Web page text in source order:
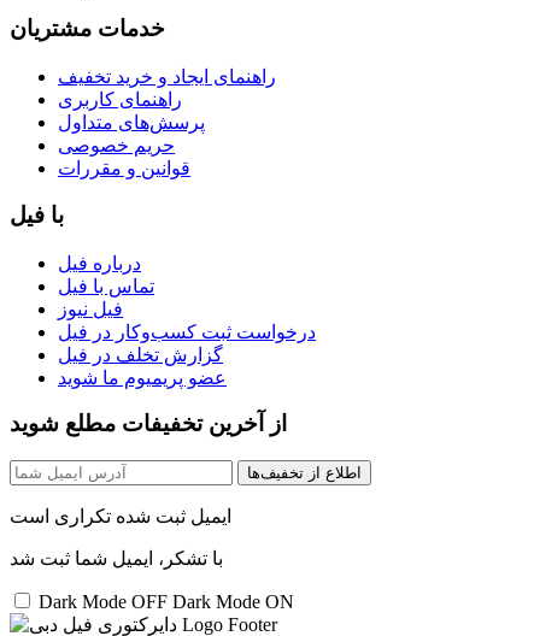
خدمات مشتریان
راهنمای ایجاد و خرید تخفیف
راهنمای کاربری
پرسش‌های متداول
حریم خصوصی
قوانین و مقررات
با فیل
درباره فیل
تماس با فیل
فیل نیوز
درخواست ثبت کسب‌و‌کار در فیل
گزارش تخلف در فیل
عضو پریمیوم ما شوید
از آخرین تخفیفات مطلع شوید
اطلاع از تخفیف‌ها
ایمیل ثبت شده تکراری است
با تشکر، ایمیل شما ثبت شد
Dark Mode OFF Dark Mode ON